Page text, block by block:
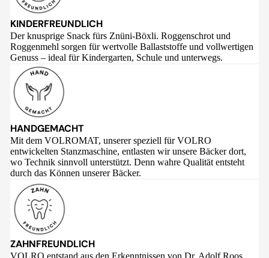
KINDERFREUNDLICH
Der knusprige Snack fürs Znüni-Böxli. Roggenschrot und
Roggenmehl sorgen für wertvolle Ballaststoffe und vollwertigen
Genuss – ideal für Kindergarten, Schule und unterwegs.
HANDGEMACHT
Mit dem VOLROMAT, unserer speziell für VOLRO
entwickelten Stanzmaschine, entlasten wir unsere Bäcker dort,
wo Technik sinnvoll unterstützt. Denn wahre Qualität entsteht
durch das Können unserer Bäcker.
ZAHNFREUNDLICH
VOLRO entstand aus den Erkenntnissen von Dr. Adolf Roos,